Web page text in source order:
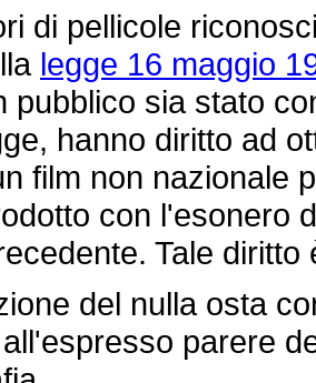
di pellicole
legge 16 maggio
pubblico sia stato
hanno diritto ad
film non nazionale
con l'esonero
Tale diritto
del nulla osta
parere